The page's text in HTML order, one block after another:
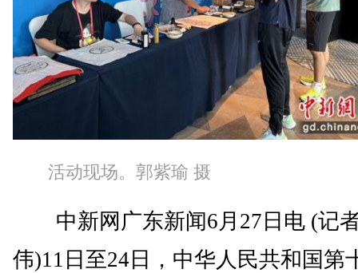
活动现场。郭紫瑜 摄
中新网广东新闻6月27日电 (记
伟)11日至24日，中华人民共和国第